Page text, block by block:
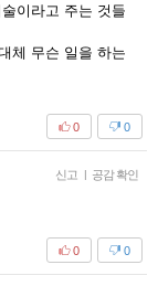
이라고 주는 것들
체 무슨 일을 하는
0
0
신고 | 공감 확인
0
0